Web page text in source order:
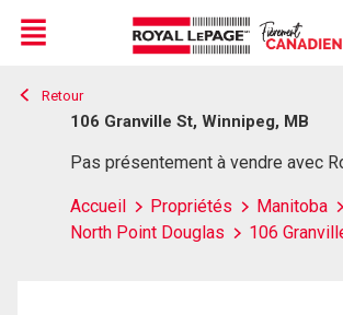
Live
En Direct
Menu
Retour
106 Granville St, Winnipeg, MB
Pas présentement à vendre avec
Accueil Propriétés Manitoba
North Point Douglas
106